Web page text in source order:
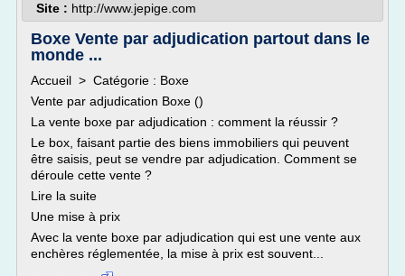
Site : http://www.jepige.com
Boxe Vente par adjudication partout dans le
monde ...
Accueil > Catégorie : Boxe
Vente par adjudication Boxe ()
La vente boxe par adjudication : comment la réussir ?
Le box, faisant partie des biens immobiliers qui peuvent
être saisis, peut se vendre par adjudication. Comment se
déroule cette vente ?
Lire la suite
Une mise à prix
Avec la vente boxe par adjudication qui est une vente aux
enchères réglementée, la mise à prix est souvent...